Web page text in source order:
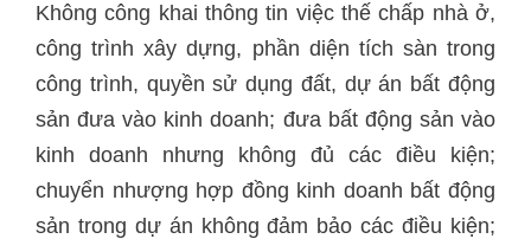
Không công khai thông tin việc thế chấp nhà ở,
công trình xây dựng, phần diện tích sàn trong
công trình, quyền sử dụng đất, dự án bất động
sản đưa vào kinh doanh; đưa bất động sản vào
kinh doanh nhưng không đủ các điều kiện;
chuyển nhượng hợp đồng kinh doanh bất động
sản trong dự án không đảm bảo các điều kiện;